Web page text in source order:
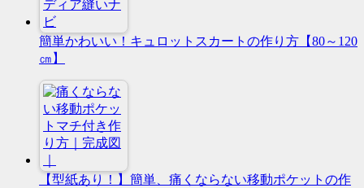
簡単かわいい！キュロットスカートの作り方【80～120
㎝】
【型紙あり！】簡単、痛くならない移動ポケットの作